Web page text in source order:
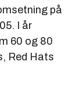
på
I år
60 og 80
Red Hats